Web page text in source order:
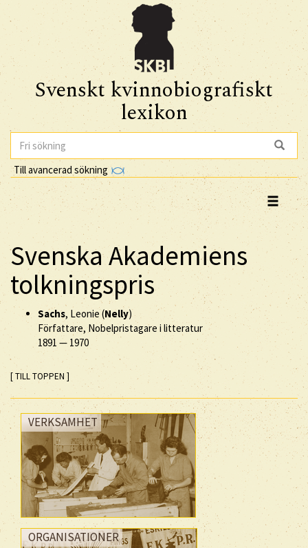
Svenskt kvinnobiografiskt
lexikon
Till avancerad sökning
Svenska Akademiens
tolkningspris
Sachs, Leonie (Nelly)
Författare, Nobelpristagare i litteratur
1891 — 1970
[ TILL TOPPEN ]
VERKSAMHET
ORGANISATIONER